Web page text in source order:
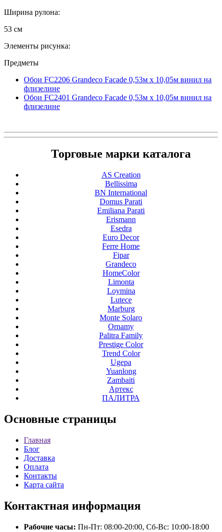
Ширина рулона:
53 см
Элементы рисунка:
Предметы
Обои FC2206 Grandeco Facade 0,53м x 10,05м винил на
флизелине
Обои FC2401 Grandeco Facade 0,53м x 10,05м винил на
флизелине
Торговые марки каталога
AS Creation
Bellissima
BN International
Domus Parati
Emiliana Parati
Erismann
Esedra
Euro Decor
Ferre Home
Fipar
Grandeco
HomeColor
Limonta
Loymina
Lutece
Marburg
Monte Solaro
Ornamy
Palitra Family
Prestige Color
Trend Color
Ugepa
Yuanlong
Zambaiti
Артекс
ПАЛИТРА
Основные страницы
Главная
Блог
Доставка
Оплата
Контакты
Карта сайта
Контактная информация
Рабочие часы: Пн-Пт: 08:00-20:00, Сб-Вс: 10:00-18:00